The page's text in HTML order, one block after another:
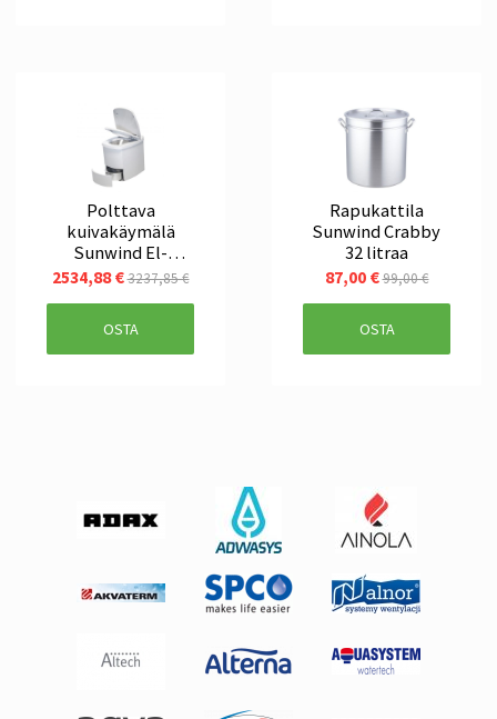
Polttava
kuivakäymälä
Sunwind El-
dorado Pro Bal
2534,88 €3237,85 €
OSTA
Rapukattila
Sunwind Crabby
32 litraa
87,00 €99,00 €
OSTA